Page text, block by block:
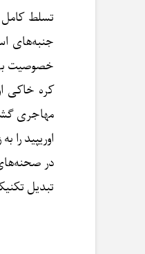
تسلط
جنبه‌های
خصوصیت
کره خاکی
مهاجری
اوریپید
در
تبدیل